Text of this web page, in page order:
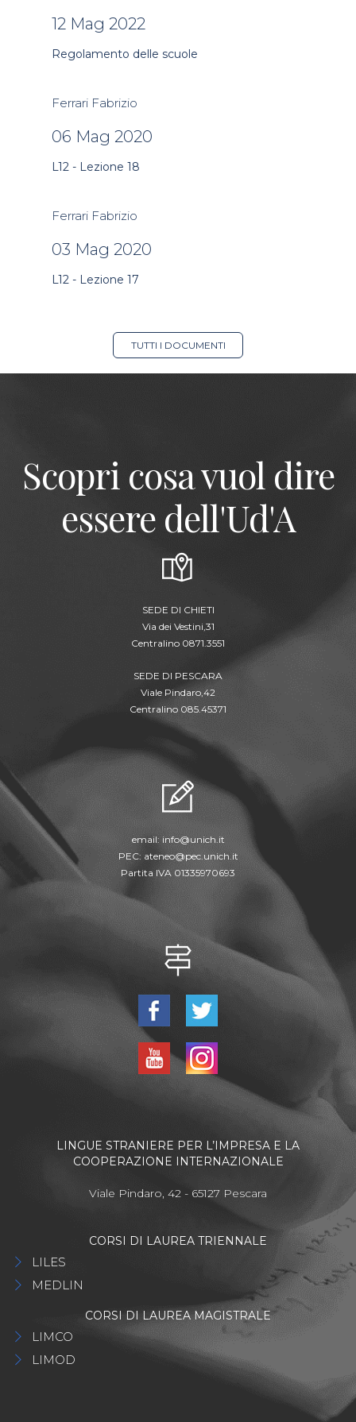
12 Mag 2022
Regolamento delle scuole
Ferrari Fabrizio
06 Mag 2020
L12 - Lezione 18
Ferrari Fabrizio
03 Mag 2020
L12 - Lezione 17
TUTTI I DOCUMENTI
Scopri cosa vuol dire
essere dell'Ud'A
SEDE DI CHIETI
Via dei Vestini,31
Centralino 0871.3551
SEDE DI PESCARA
Viale Pindaro,42
Centralino 085.45371
email: info@unich.it
PEC: ateneo@pec.unich.it
Partita IVA 01335970693
LINGUE STRANIERE PER L’IMPRESA E LA
COOPERAZIONE INTERNAZIONALE
Viale Pindaro, 42 - 65127 Pescara
CORSI DI LAUREA TRIENNALE
LILES
MEDLIN
CORSI DI LAUREA MAGISTRALE
LIMCO
LIMOD